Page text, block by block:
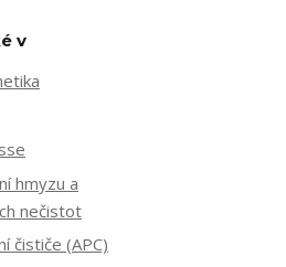
v
hmyzu a
nečistot
čističe (APC)